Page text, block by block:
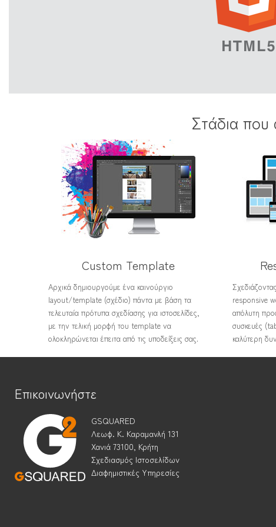
Στάδια που
Custom Template
Αρχικά δημιουργούμε ένα καινούργιο
layout/template (σχέδιο) πάντα με βάση τα
τελευταία πρότυπα σχεδίασης για ιστοσελίδες,
με την τελική μορφή του template να
ολοκληρώνεται έπειτα από τις υποδείξεις σας.
responsive
απόλυτη
συσκευές
καλύτερη
Επικοινωνήστε
GSQUARED
Λεωφ. Κ. Καραμανλή 131
Χανιά 73100, Κρήτη
Σχεδιασμός Ιστοσελίδων
Διαφημιστικές Υπηρεσίες